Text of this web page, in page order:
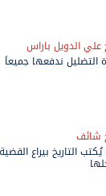
علي الدويل باراس
التضليل ندفعها جميعاً
شائف
يُكتب التاريخ بيراع